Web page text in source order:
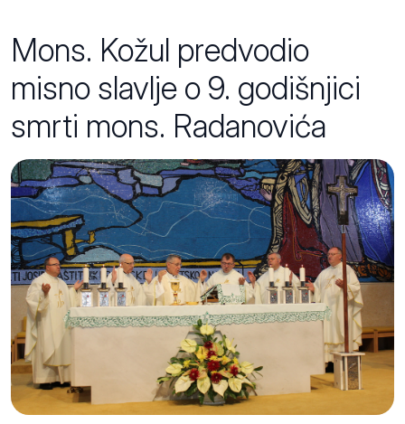
Mons. Kožul predvodio
misno slavlje o 9. godišnjici
smrti mons. Radanovića